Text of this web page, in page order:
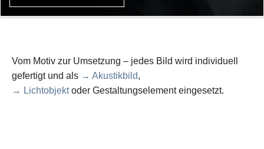
Vom Motiv zur Umsetzung – jedes Bild wird individuell
gefertigt und als → Akustikbild,
→ Lichtobjektoder Gestaltungselement eingesetzt.